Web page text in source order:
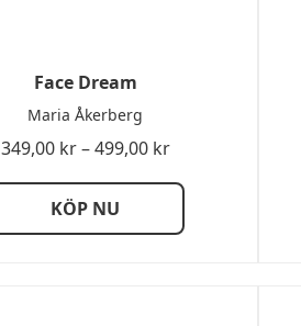
Face Dream
Maria Åkerberg
349,00 kr–499,00 krPrisintervall:
till
KÖP NU